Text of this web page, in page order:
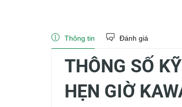
Thông tin Đánh giá
THÔNG SỐ
HẸN GIỜ